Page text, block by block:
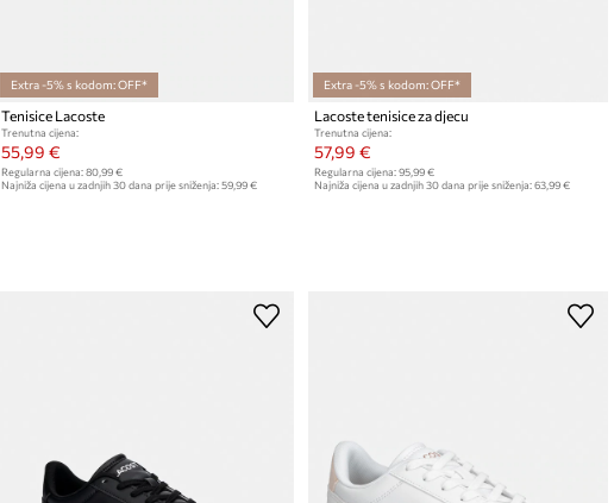
Extra -5% s kodom: OFF*
Tenisice Lacoste
Trenutna cijena:
55,99 €
Regularna cijena: 80,99 €
Najniža cijena u zadnjih 30 dana prije sniženja: 59,99 €
Extra -5% s kodom: OFF*
Lacoste tenisice za djecu
Trenutna cijena:
57,99 €
Regularna cijena: 95,99 €
Najniža cijena u zadnjih 30 dana prije sniženja: 63,99 €